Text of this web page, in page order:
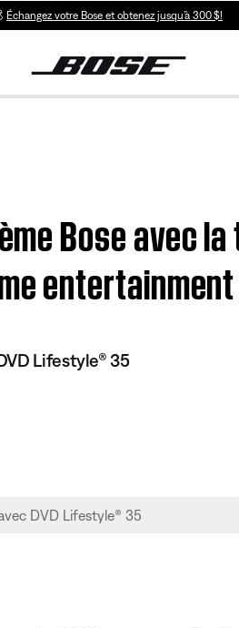
Échangez votre Bose et obtenez jusqu’à 300 $!
Bose avec la
Lifestyle® 35